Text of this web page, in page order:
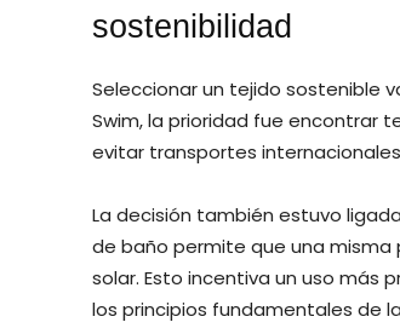
sostenibilidad
Seleccionar un tejido sostenible
Swim, la prioridad fue encontrar
evitar transportes
La decisión también estuvo
de baño permite que una misma
solar. Esto incentiva un uso más
los principios fundamentales de